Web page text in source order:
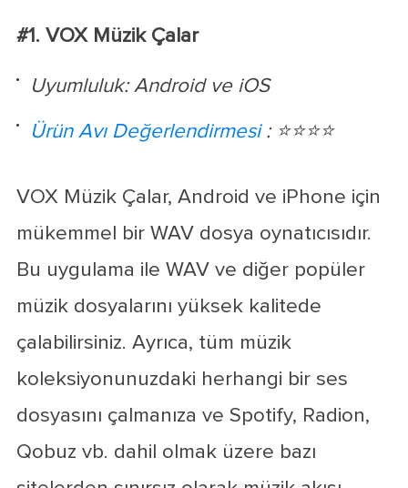
#1. VOX Müzik Çalar
Uyumluluk: Android ve iOS
Ürün Avı Değerlendirmesi: ⭐⭐⭐⭐
VOX Müzik Çalar, Android ve iPhone için
mükemmel bir WAV dosya oynatıcısıdır.
Bu uygulama ile WAV ve diğer popüler
müzik dosyalarını yüksek kalitede
çalabilirsiniz. Ayrıca, tüm müzik
koleksiyonunuzdaki herhangi bir ses
dosyasını çalmanıza ve Spotify, Radion,
Qobuz vb. dahil olmak üzere bazı